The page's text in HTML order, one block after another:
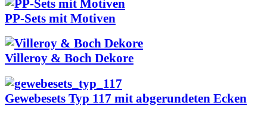
PP-Sets mit Motiven
Villeroy & Boch Dekore
Gewebesets Typ 117 mit abgerundeten Ecken